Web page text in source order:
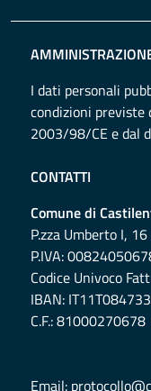
I dati personali
condizioni
2003/98/CE e dal
CONTATTI
Comune di
P.zza Umberto I,
P.IVA:
Codice Univoco
IBAN:
C.F.:81000270678
Email: